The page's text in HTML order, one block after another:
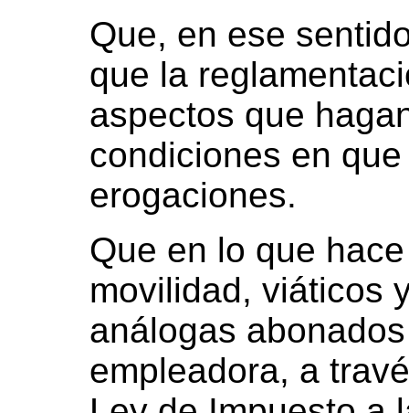
Que, en ese
que la
aspectos que
condiciones en
erogaciones.
Que en lo que
movilidad, viáticos
análogas
empleadora, a